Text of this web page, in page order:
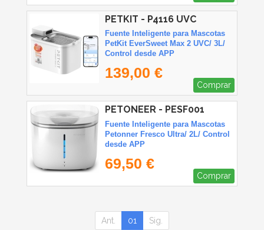
PETKIT - P4116 UVC
Fuente Inteligente para Mascotas
PetKit EverSweet Max 2 UVC/ 3L/
Control desde APP
139,00 €
Comprar
PETONEER - PESF001
Fuente Inteligente para Mascotas
Petonner Fresco Ultra/ 2L/ Control
desde APP
69,50 €
Comprar
Ant. 01 Sig.